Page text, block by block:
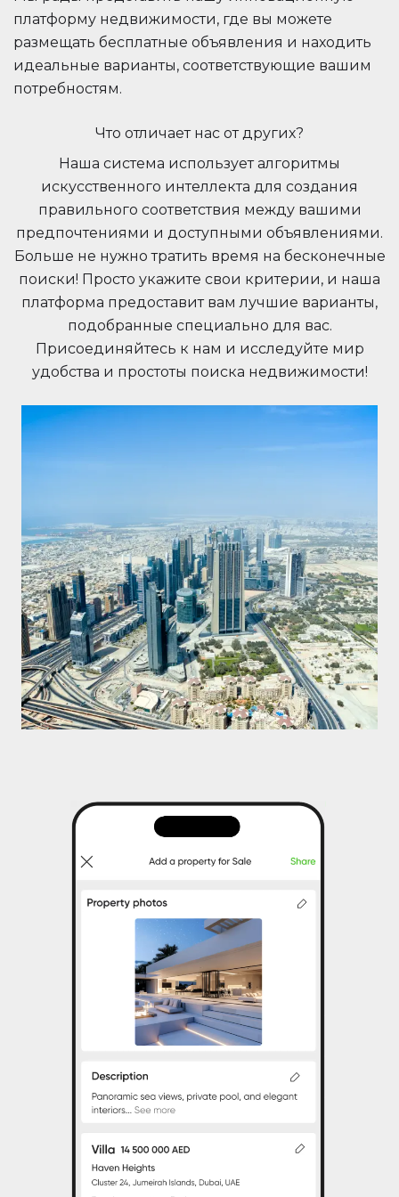
платформу недвижимости, где вы можете
размещать бесплатные объявления и находить
идеальные варианты, соответствующие вашим
потребностям.
Что отличает нас от других?
Наша система использует алгоритмы
искусственного интеллекта для создания
правильного соответствия между вашими
предпочтениями и доступными объявлениями.
Больше не нужно тратить время на бесконечные
поиски! Просто укажите свои критерии, и наша
платформа предоставит вам лучшие варианты,
подобранные специально для вас.
Присоединяйтесь к нам и исследуйте мир
удобства и простоты поиска недвижимости!